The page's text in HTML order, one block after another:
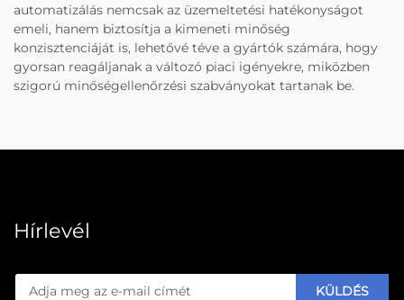
automatizálás nemcsak az üzemeltetési hatékonyságot
emeli, hanem biztosítja a kimeneti minőség
konzisztenciáját is, lehetővé téve a gyártók számára, hogy
gyorsan reagáljanak a változó piaci igényekre, miközben
szigorú minőségellenőrzési szabványokat tartanak be.
Hírlevél
KÜLDÉS